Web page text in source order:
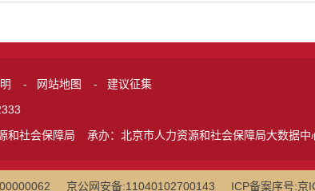
- 网站地图 - 建议征集
和社会保障局
承办：北京市人力资源和社会保障局大数据中
京公网安备:11040102700143 ICP备案序号:京